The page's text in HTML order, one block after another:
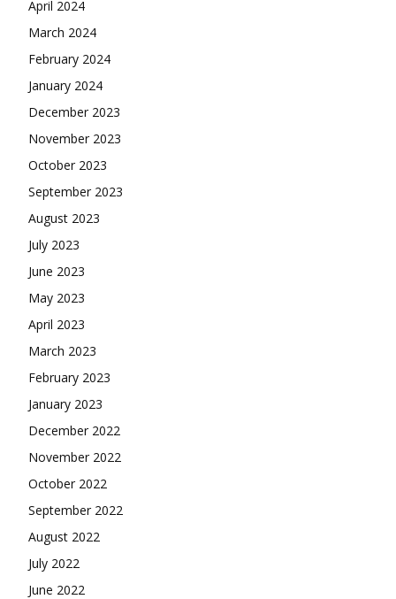
April 2024
March 2024
February 2024
January 2024
December 2023
November 2023
October 2023
September 2023
August 2023
July 2023
June 2023
May 2023
April 2023
March 2023
February 2023
January 2023
December 2022
November 2022
October 2022
September 2022
August 2022
July 2022
June 2022